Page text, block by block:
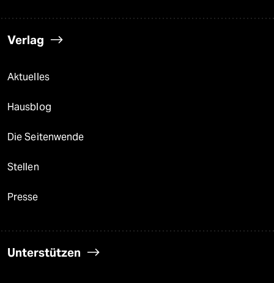
Verlag
Aktuelles
Hausblog
Die Seitenwende
Stellen
Presse
Unterstützen